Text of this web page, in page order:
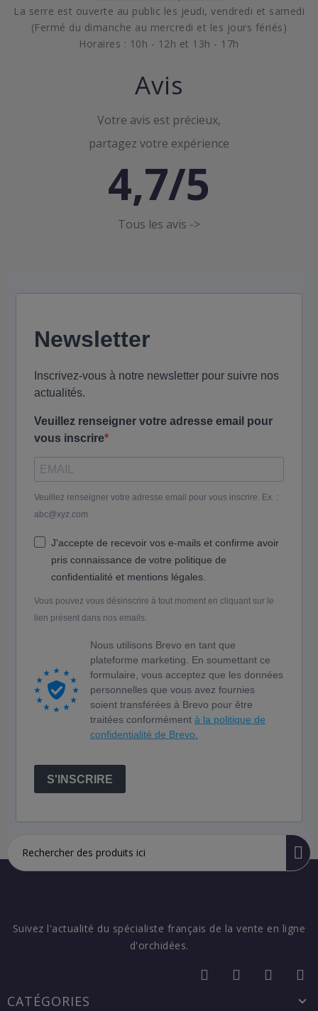
La serre est ouverte au public les jeudi, vendredi et samedi
(Fermé du dimanche au mercredi et les jours fériés)
Horaires : 10h - 12h et 13h - 17h
Avis
Votre avis est précieux,
partagez votre expérience
4,7/5
Tous les avis ->
Newsletter
Inscrivez-vous à notre newsletter pour suivre nos
actualités.
Veuillez renseigner votre adresse email pour
vous inscrire
Veuillez renseigner votre adresse email pour vous inscrire. Ex. :
abc@xyz.com
J'accepte de recevoir vos e-mails et confirme avoir
pris connaissance de votre politique de
confidentialité et mentions légales.
Vous pouvez vous désinscrire à tout moment en cliquant sur le
lien présent dans nos emails.
Nous utilisons Brevo en tant que
plateforme marketing. En soumettant ce
formulaire, vous acceptez que les données
personnelles que vous avez fournies
soient transférées à Brevo pour être
traitées conformément à la politique de
confidentialité de Brevo.
S'INSCRIRE
Suivez l'actualité du spécialiste français de la vente en ligne
d'orchidées.
CATÉGORIES